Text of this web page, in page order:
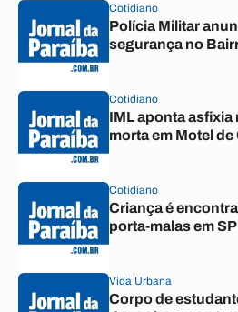
Cotidiano
Polícia Militar
segurança no
Cotidiano
IML aponta
morta em Motel de
Cotidiano
Criança é
porta-malas em SP
Vida Urbana
Corpo de